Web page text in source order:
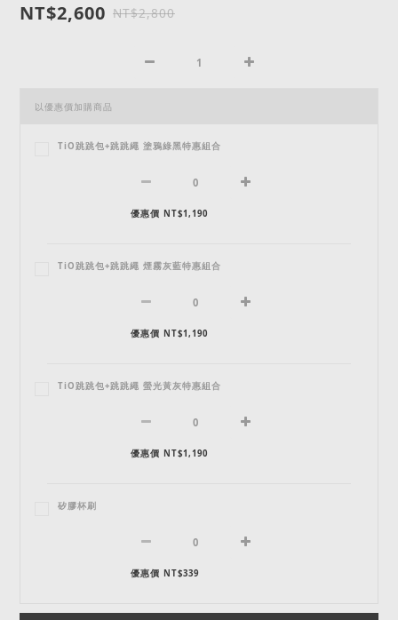
NT$2,600 NT$2,800
以優惠價加購商品
TiO跳跳包+跳跳繩 塗鴉綠黑特惠組合
優惠價 NT$1,190
TiO跳跳包+跳跳繩 煙霧灰藍特惠組合
優惠價 NT$1,190
TiO跳跳包+跳跳繩 螢光黃灰特惠組合
優惠價 NT$1,190
矽膠杯刷
優惠價 NT$339